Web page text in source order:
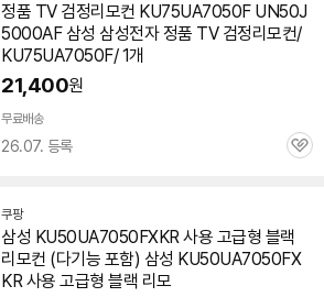
정품 TV 검정리모컨 KU75UA7050F UN50J
5000AF 삼성 삼성전자 정품 TV 검정리모컨/
KU75UA7050F/ 1개
21,400원
무료배송
26.07. 등록
관
쿠팡
삼성 KU50UA7050FXKR 사용 고급형 블랙
리모컨 (다기능 포함) 삼성 KU50UA7050FX
KR 사용 고급형 블랙 리모